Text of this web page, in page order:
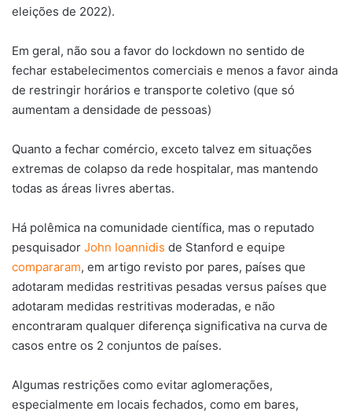
eleições de 2022).
Em geral, não sou a favor do lockdown no sentido de
fechar estabelecimentos comerciais e menos a favor ainda
de restringir horários e transporte coletivo (que só
aumentam a densidade de pessoas)
Quanto a fechar comércio, exceto talvez em situações
extremas de colapso da rede hospitalar, mas mantendo
todas as áreas livres abertas.
Há polêmica na comunidade científica, mas o reputado
pesquisador John Ioannidis de Stanford e equipe
compararam, em artigo revisto por pares, países que
adotaram medidas restritivas pesadas versus países que
adotaram medidas restritivas moderadas, e não
encontraram qualquer diferença significativa na curva de
casos entre os 2 conjuntos de países.
Algumas restrições como evitar aglomerações,
especialmente em locais fechados, como em bares,